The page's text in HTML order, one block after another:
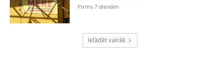
Pirms 7 dienām
Ielādēt vairāk